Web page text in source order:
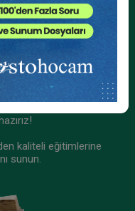
Oturumlar (12
İçin
Alın
kaliteli eğitimlerine
sunun.